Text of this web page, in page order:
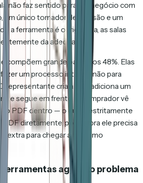
não faz sentido para um negócio com
um único tomador de decisão e um
a ferramenta é obrigatória, as salas
da adequação.
compõem grande parte dos 48%. Elas
um processo interno, não para
representante cria a sala, adiciona um
e segue em frente. O comprador vê
PDF dentro — o que é estritamente
diretamente, pois agora ele precisa
extra para chegar ao mesmo
agrava o problema